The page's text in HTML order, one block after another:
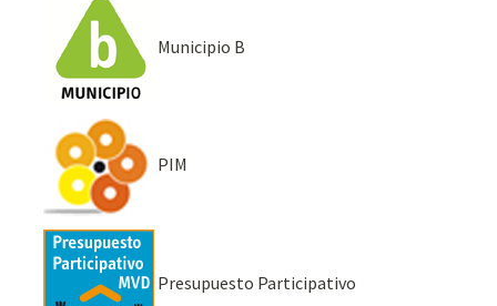
Municipio B
PIM
Presupuesto Participativo